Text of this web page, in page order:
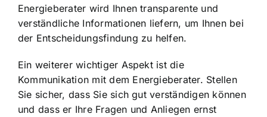
Energieberater wird Ihnen transparente und
verständliche Informationen liefern, um Ihnen bei
der Entscheidungsfindung zu helfen.
Ein weiterer wichtiger Aspekt ist die
Kommunikation mit dem Energieberater. Stellen
Sie sicher, dass Sie sich gut verständigen können
und dass er Ihre Fragen und Anliegen ernst